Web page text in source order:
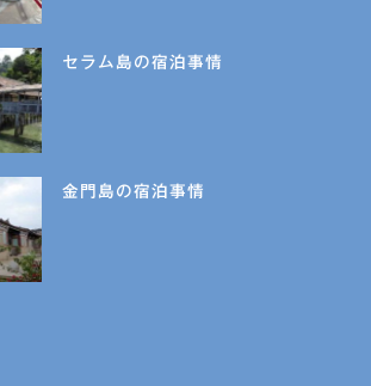
セラム島の宿泊事情
金門島の宿泊事情